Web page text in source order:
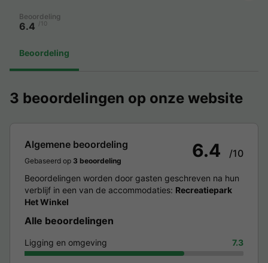
Beoordeling
6.4 /10
Beoordeling
3 beoordelingen op onze website
Algemene beoordeling
Gebaseerd op 3 beoordeling 6.4 /10
Beoordelingen worden door gasten geschreven na hun
verblijf in een van de accommodaties: Recreatiepark
Het Winkel
Alle beoordelingen
Ligging en omgeving 7.3